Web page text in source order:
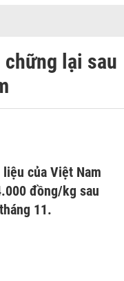
chững lại sau
của Việt Nam
đồng/kg sau
11.